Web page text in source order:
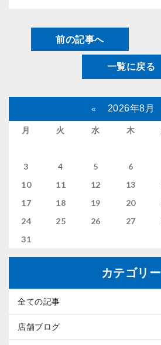
前の記事へ
一覧に戻る
« 2026年8月
月 火 水 木
3
4 5 6
10
11 12 13
17
18 19 20
24
25 26 27
31
カテゴリー
全ての記事
店舗ブログ